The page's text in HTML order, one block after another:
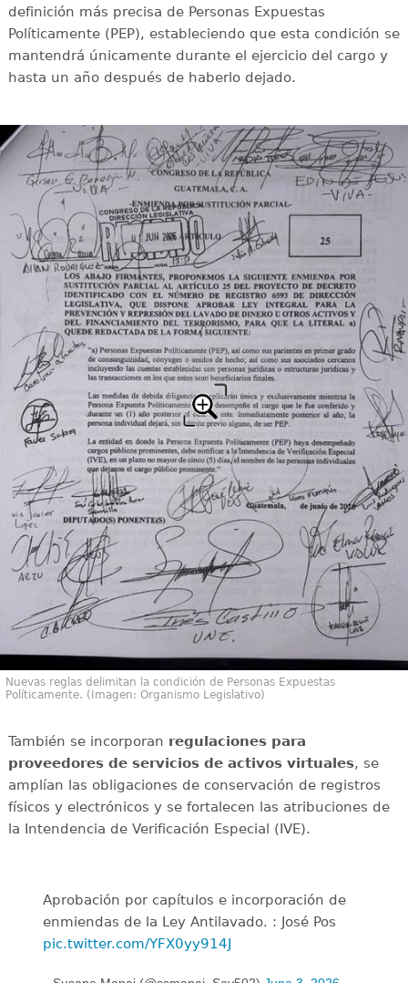
definición más precisa de Personas Expuestas
Políticamente (PEP), estableciendo que esta condición se
mantendrá únicamente durante el ejercicio del cargo y
hasta un año después de haberlo dejado.
Nuevas reglas delimitan la condición de Personas Expuestas
Políticamente. (Imagen: Organismo Legislativo)
También se incorporan regulaciones para
proveedores de servicios de activos virtuales, se
amplían las obligaciones de conservación de registros
físicos y electrónicos y se fortalecen las atribuciones de
la Intendencia de Verificación Especial (IVE).
Aprobación por capítulos e incorporación de
enmiendas de la Ley Antilavado. : José Pos
pic.twitter.com/YFX0yy914J